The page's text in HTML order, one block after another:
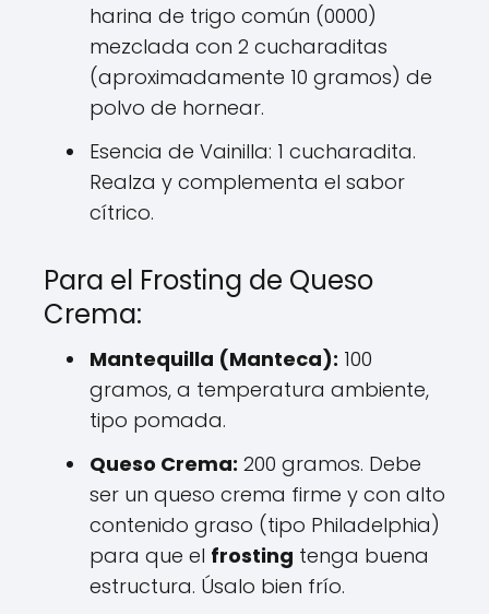
harina de trigo común (0000)
mezclada con 2 cucharaditas
(aproximadamente 10 gramos) de
polvo de hornear.
Esencia de Vainilla: 1 cucharadita.
Realza y complementa el sabor
cítrico.
Para el Frosting de Queso
Crema:
Mantequilla (Manteca): 100
gramos, a temperatura ambiente,
tipo pomada.
Queso Crema: 200 gramos. Debe
ser un queso crema firme y con alto
contenido graso (tipo Philadelphia)
para que el frosting tenga buena
estructura. Úsalo bien frío.